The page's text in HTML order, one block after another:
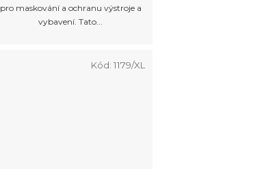
pro maskování a ochranu výstroje a
vybavení. Tato...
Kód:1179/XL